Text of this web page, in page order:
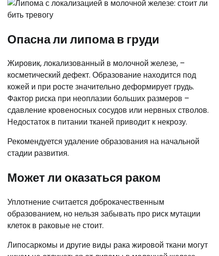
Опасна ли липома в груди
Жировик, локализованный в молочной железе, –
косметический дефект. Образование находится под
кожей и при росте значительно деформирует грудь.
Фактор риска при неоплазии больших размеров –
сдавление кровеносных сосудов или нервных стволов.
Недостаток в питании тканей приводит к некрозу.
Рекомендуется удаление образования на начальной
стадии развития.
Может ли оказаться раком
Уплотнение считается доброкачественным
образованием, но нельзя забывать про риск мутации
клеток в раковые не стоит.
Липосаркомы и другие виды рака жировой ткани могут